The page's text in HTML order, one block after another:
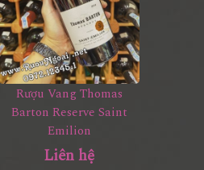
Rượu Vang Thomas
Barton Reserve Saint
Emilion
Liên hệ